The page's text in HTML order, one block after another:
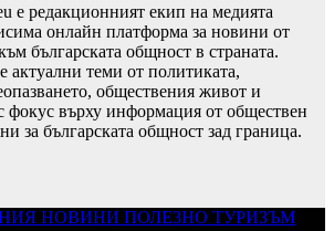
е редакционният екип на медията
онлайн платформа за новини от
българската общност в страната.
актуални теми от политиката,
обществения живот и
фокус върху информация от обществен
за българската общност зад граница.
НОВИНИ ПОЛЕЗНО ТУРИЗЪМ